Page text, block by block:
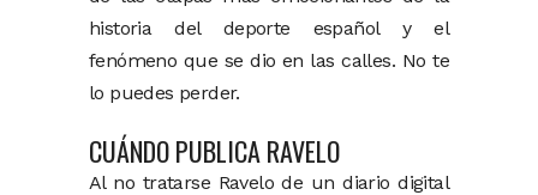
historia del deporte español y el
fenómeno que se dio en las calles. No te
lo puedes perder.
CUÁNDO PUBLICA RAVELO
Al no tratarse Ravelo de un diario digital